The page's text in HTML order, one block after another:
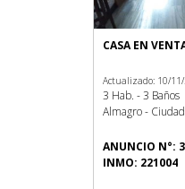
CASA EN
Actualizado: 10/
3 Hab. - 3 Baños
Almagro -
ANUNCIO N°:
INMO: 221004